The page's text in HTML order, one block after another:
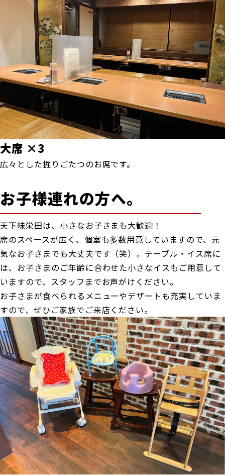
大席 ×3
広々とした掘りごたつのお席です。
お子様連れの方へ。
天下味栄田は、小さなお子さまも大歓迎！
席のスペースが広く、個室も多数用意していますので、元
気なお子さまでも大丈夫です（笑）。テーブル・イス席に
は、お子さまのご年齢に合わせた小さなイスもご用意して
いますので、スタッフまでお声がけください。
お子さまが食べられるメニューやデザートも充実していま
すので、ぜひご家族でご来店ください。